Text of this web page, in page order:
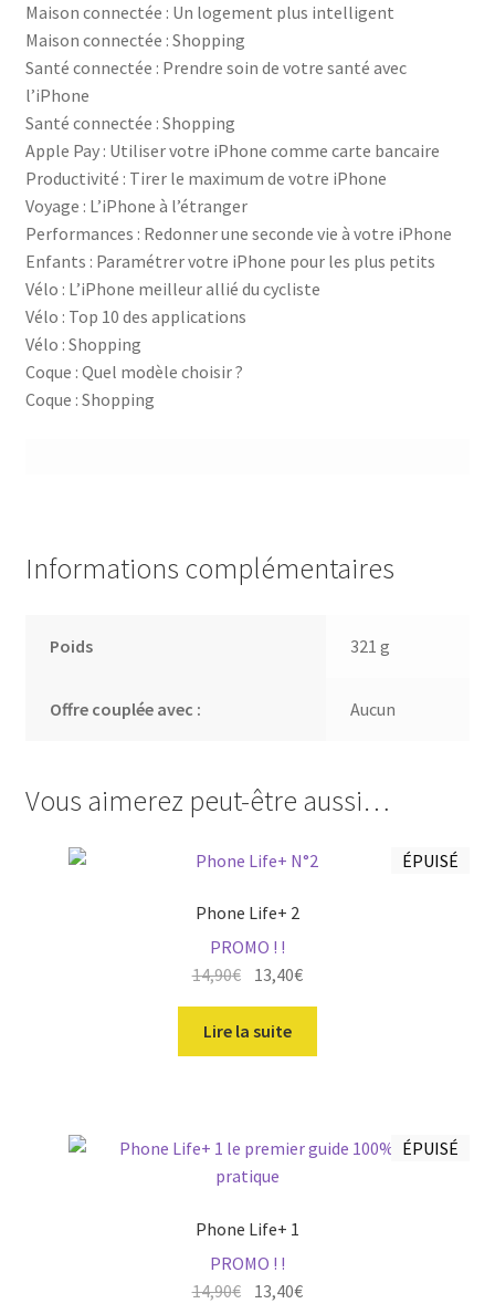
Maison connectée : Un logement plus intelligent
Maison connectée : Shopping
Santé connectée : Prendre soin de votre santé avec
l’iPhone
Santé connectée : Shopping
Apple Pay : Utiliser votre iPhone comme carte bancaire
Productivité : Tirer le maximum de votre iPhone
Voyage : L’iPhone à l’étranger
Performances : Redonner une seconde vie à votre iPhone
Enfants : Paramétrer votre iPhone pour les plus petits
Vélo : L’iPhone meilleur allié du cycliste
Vélo : Top 10 des applications
Vélo : Shopping
Coque : Quel modèle choisir ?
Coque : Shopping
Informations complémentaires
Poids 321 g
Offre couplée avec : Aucun
Vous aimerez peut-être aussi…
ÉPUISÉ
Phone Life+ 2
PROMO ! !
14,90€ Le
prix
initial
était :
13,40€Le
prix
est :
Lire la suite
ÉPUISÉ
Phone Life+ 1
PROMO ! !
14,90€ Le13,40€Le